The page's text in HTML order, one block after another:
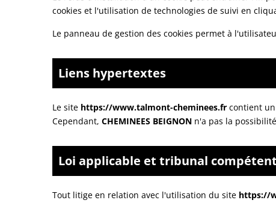
cookies et l'utilisation de technologies de suivi en
Le panneau de gestion des cookies permet à
Liens hypertextes
Le site https://www.talmont-cheminees.fr contient
Cependant, CHEMINEES BEIGNON n'a pas la
Loi applicable et tribunal compétent
Tout litige en relation avec l'utilisation du site https://